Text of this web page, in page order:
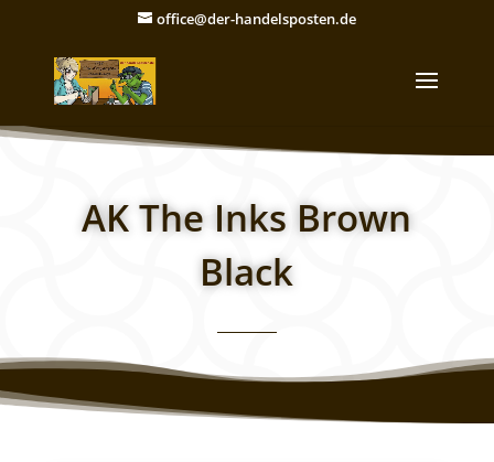
office@der-handelsposten.de
AK The Inks Brown
Black